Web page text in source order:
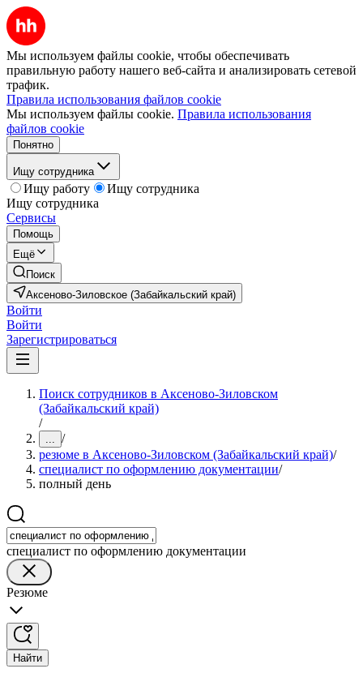
Мы используем файлы cookie, чтобы обеспечивать
правильную работу нашего веб-сайта и анализировать сетевой
трафик.
Правила использования файлов cookie
Мы используем файлы cookie. Правила использования
файлов cookie
Понятно
Ищу сотрудника
Ищу работу
Ищу сотрудника
Ищу сотрудника
Сервисы
Помощь
Ещё
Поиск
Аксеново-Зиловское (Забайкальский край)
Войти
Войти
Зарегистрироваться
Поиск сотрудников в Аксеново-Зиловском
(Забайкальский край)
/
... /
резюме в Аксеново-Зиловском (Забайкальский край)/
специалист по оформлению документации/
полный день
специалист по оформлению документации
Резюме
Найти